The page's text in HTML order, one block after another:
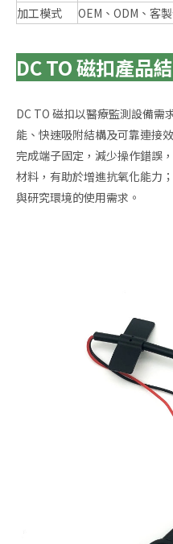
加工模式
OEM、ODM、客
DC TO 磁扣產品
DC TO 磁扣以醫療監測設備需
能、快速吸附結構及可靠連接
完成端子固定，減少操作錯誤
材料，有助於增進抗氧化能力
與研究環境的使用需求。